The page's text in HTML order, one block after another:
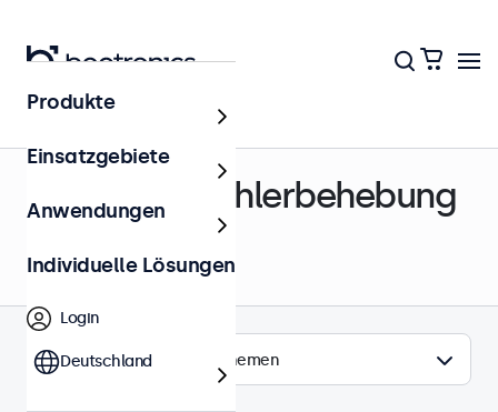
Support & Fehlerbehebung
Themen
Produkte
Einsatzgebiete
Anwendungen
Individuelle Lösungen
Login
Deutschland